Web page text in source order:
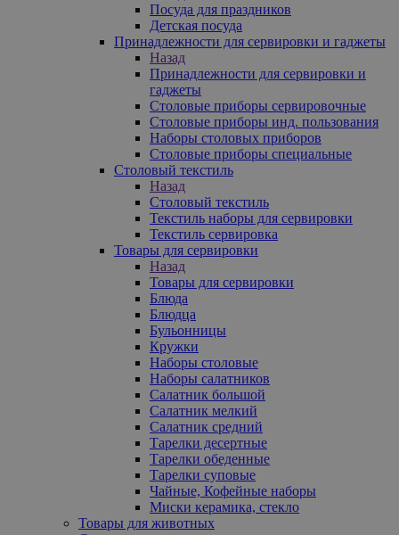
Посуда для праздников
Детская посуда
Принадлежности для сервировки и гаджеты
Назад
Принадлежности для сервировки и
гаджеты
Столовые приборы сервировочные
Столовые приборы инд. пользования
Наборы столовых приборов
Столовые приборы специальные
Столовый текстиль
Назад
Столовый текстиль
Текстиль наборы для сервировки
Текстиль сервировка
Товары для сервировки
Назад
Товары для сервировки
Блюда
Блюдца
Бульонницы
Кружки
Наборы столовые
Наборы салатников
Салатник большой
Салатник мелкий
Салатник средний
Тарелки десертные
Тарелки обеденные
Тарелки суповые
Чайные, Кофейные наборы
Миски керамика, стекло
Товары для животных